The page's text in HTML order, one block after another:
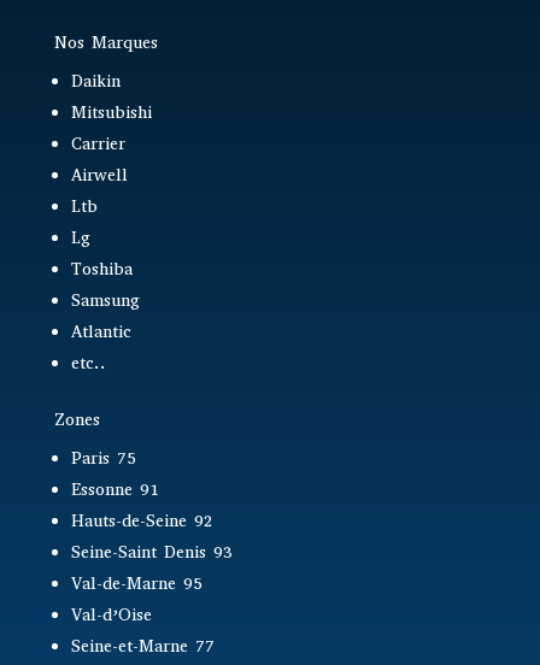
Nos Marques
Daikin
Mitsubishi
Carrier
Airwell
Ltb
Lg
Toshiba
Samsung
Atlantic
etc..
Zones
Paris 75
Essonne 91
Hauts-de-Seine 92
Seine-Saint Denis 93
Val-de-Marne 95
Val-d’Oise
Seine-et-Marne 77